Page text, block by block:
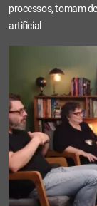
processos, tomam
artificial